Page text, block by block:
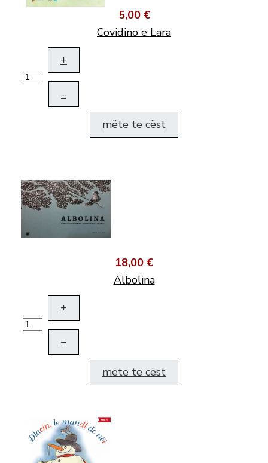
5,00 €
Covidino e Lara
+
–
mëte te cëst
18,00 €
Albolina
+
–
mëte te cëst